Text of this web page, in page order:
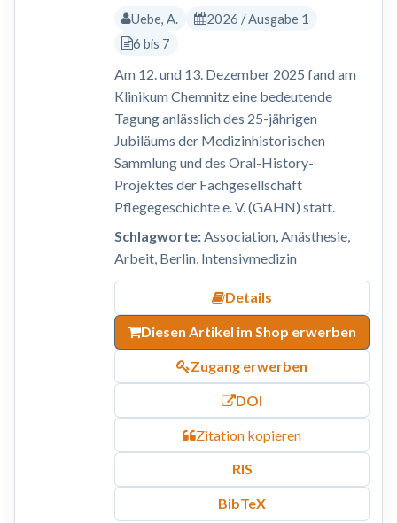
Uebe, A.
2026 / Ausgabe 1
6 bis 7
Am 12. und 13. Dezember 2025 fand am
Klinikum Chemnitz eine bedeutende
Tagung anlässlich des 25-jährigen
Jubiläums der Medizinhistorischen
Sammlung und des Oral-History-
Projektes der Fachgesellschaft
Pflegegeschichte e. V. (GAHN) statt.
Schlagworte:Association, Anästhesie,
Arbeit, Berlin, Intensivmedizin
Details
Diesen Artikel im Shop erwerben
Zugang erwerben
DOI
Zitation kopieren
RIS
BibTeX